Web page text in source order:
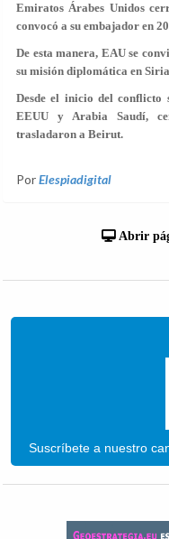
Emiratos Árabes Unidos
convocó a su embajador en
De esta manera, EAU se
su misión diplomática en
Desde el inicio del conflicto
EEUU y Arabia Saudí,
trasladaron a Beirut.
PorElespiadigital
Abrir
Suscríbete a nuestro